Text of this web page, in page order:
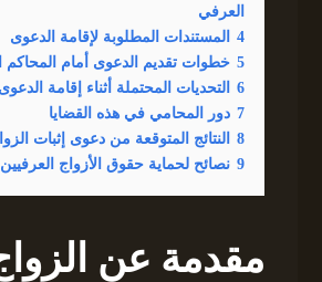
العرفي
4
المستندات المطلوبة لإقامة الدعوى
5 خطوات تقديم الدعوى أمام المحاكم
6
التحديات المحتملة أثناء إقامة الدعوى
7 دور المحامي في هذه القضايا
8
النتائج المتوقعة من دعوى إثبات
9 نصائح لحماية حقوق الأزواج العرفيين
مقدمة عن